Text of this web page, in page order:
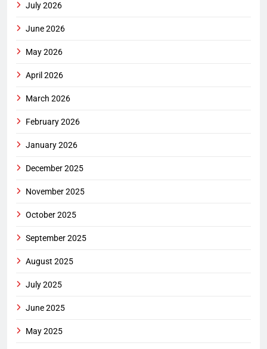
July 2026
June 2026
May 2026
April 2026
March 2026
February 2026
January 2026
December 2025
November 2025
October 2025
September 2025
August 2025
July 2025
June 2025
May 2025